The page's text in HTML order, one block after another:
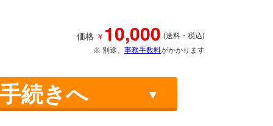
価格 ￥ 10,000 (送料・税込)
※ 別途、 事務手数料がかかります
続きへ